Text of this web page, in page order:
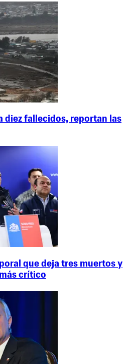
diez fallecidos, reportan las
que deja tres muertos y
crítico